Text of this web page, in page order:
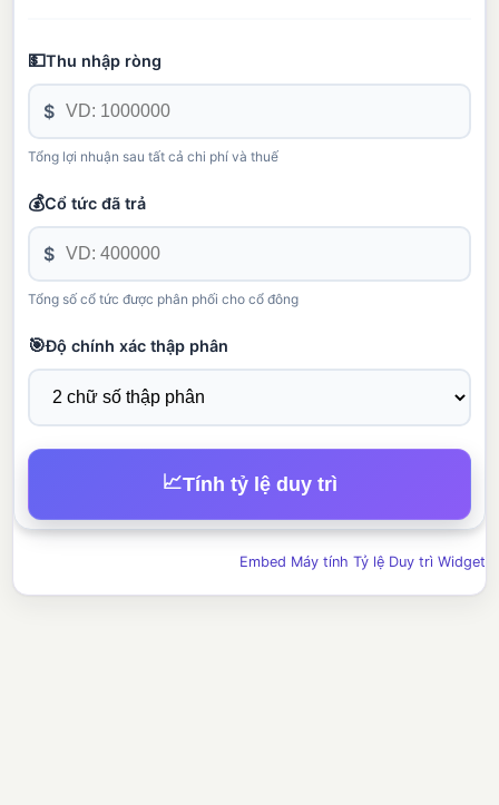
💵Thu nhập ròng
$
Tổng lợi nhuận sau tất cả chi phí và thuế
💰Cổ tức đã trả
$
Tổng số cổ tức được phân phối cho cổ đông
🎯Độ chính xác thập phân
📈Tính tỷ lệ duy trì
Embed Máy tính Tỷ lệ Duy trì Widget